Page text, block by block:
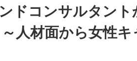
ドコンサルタント
人材面から女性